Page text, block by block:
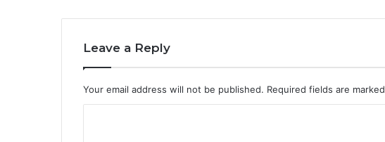
Leave a Reply
Your email address will not be published. Required fields are marked